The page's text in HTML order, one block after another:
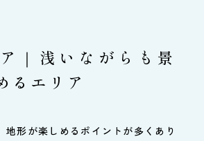
｜浅いながらも景
るエリア
地形が楽しめるポイントが多くあり